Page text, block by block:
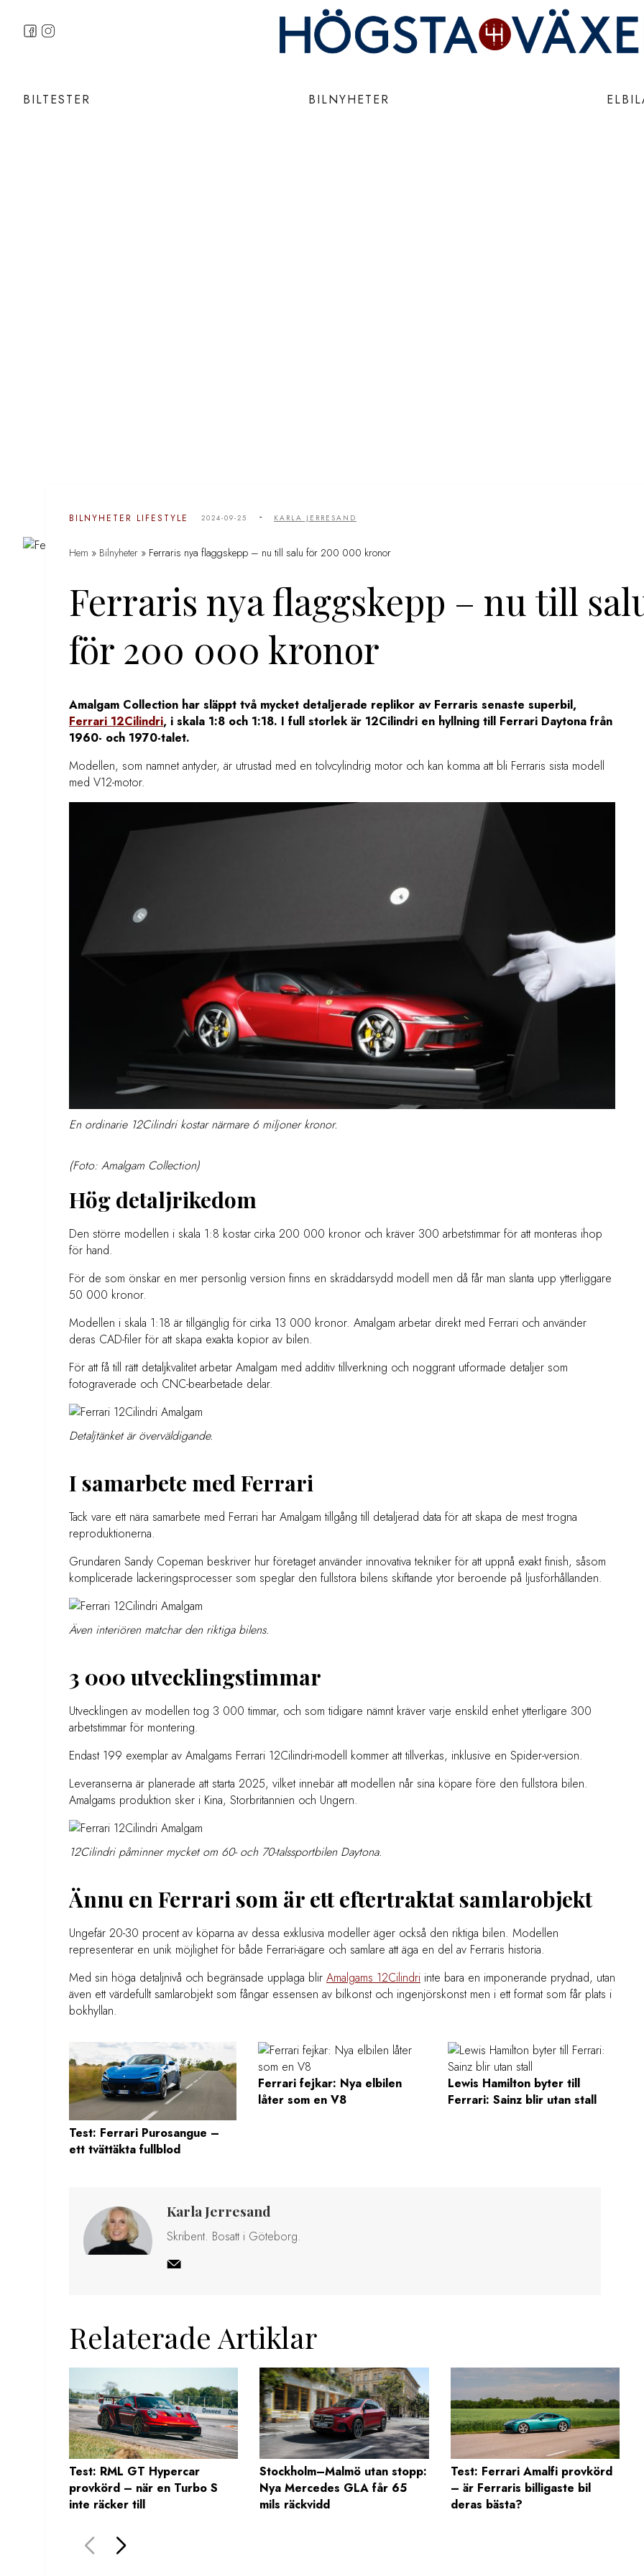
BILTESTER BILNYHETER
BILNYHETER LIFESTYLE 2024-09-25 - KARLA JERRESAND
Hem » Bilnyheter » Ferraris nya flaggskepp – nu till salu för 200 000 kronor
Ferraris nya flaggskepp – nu till
för 200 000 kronor
Amalgam Collection har släppt två mycket detaljerade replikor av Ferraris senaste superbil,
Ferrari 12Cilindri, i skala 1:8 och 1:18. I full storlek är 12Cilindri en hyllning till Ferrari Daytona från
1960- och 1970-talet.
Modellen, som namnet antyder, är utrustad med en tolvcylindrig motor och kan komma att bli Ferraris sista modell
med V12-motor.
En ordinarie 12Cilindri kostar närmare 6 miljoner kronor.
(Foto: Amalgam Collection)
Hög detaljrikedom
Den större modellen i skala 1:8 kostar cirka 200 000 kronor och kräver 300 arbetstimmar för att monteras ihop
för hand.
För de som önskar en mer personlig version finns en skräddarsydd modell men då får man slanta upp ytterliggare
50 000 kronor.
Modellen i skala 1:18 är tillgänglig för cirka 13 000 kronor. Amalgam arbetar direkt med Ferrari och använder
deras CAD-filer för att skapa exakta kopior av bilen.
För att få till rätt detaljkvalitet arbetar Amalgam med additiv tillverkning och noggrant utformade detaljer som
fotograverade och CNC-bearbetade delar.
Detaljtänket är överväldigande.
I samarbete med Ferrari
Tack vare ett nära samarbete med Ferrari har Amalgam tillgång till detaljerad data för att skapa de mest trogna
reproduktionerna.
Grundaren Sandy Copeman beskriver hur företaget använder innovativa tekniker för att uppnå exakt finish, såsom
komplicerade lackeringsprocesser som speglar den fullstora bilens skiftande ytor beroende på ljusförhållanden.
Även interiören matchar den riktiga bilens.
3 000 utvecklingstimmar
Utvecklingen av modellen tog 3 000 timmar, och som tidigare nämnt kräver varje enskild enhet ytterligare 300
arbetstimmar för montering.
Endast 199 exemplar av Amalgams Ferrari 12Cilindri-modell kommer att tillverkas, inklusive en Spider-version.
Leveranserna är planerade att starta 2025, vilket innebär att modellen når sina köpare före den fullstora bilen.
Amalgams produktion sker i Kina, Storbritannien och Ungern.
12Cilindri påminner mycket om 60- och 70-talssportbilen Daytona.
Ännu en Ferrari som är ett eftertraktat samlarobjekt
Ungefär 20-30 procent av köparna av dessa exklusiva modeller äger också den riktiga bilen. Modellen
representerar en unik möjlighet för både Ferrari-ägare och samlare att äga en del av Ferraris historia.
Med sin höga detaljnivå och begränsade upplaga blir Amalgams 12Cilindri inte bara en imponerande prydnad, utan
även ett värdefullt samlarobjekt som fångar essensen av bilkonst och ingenjörskonst men i ett format som får plats i
bokhyllan.
Test: Ferrari Purosangue –
ett tvättäkta fullblod
Ferrari fejkar: Nya elbilen
låter som en V8
Lewis Hamilton byter till
Ferrari: Sainz blir utan stall
Karla Jerresand
Skribent. Bosatt i Göteborg.
Relaterade Artiklar
Test: RML GT Hypercar
provkörd – när en Turbo S
inte räcker till
Stockholm–Malmö utan stopp:
Nya Mercedes GLA får 65
mils räckvidd
Test: Ferrari Amalfi provkörd
– är Ferraris billigaste bil
deras bästa?